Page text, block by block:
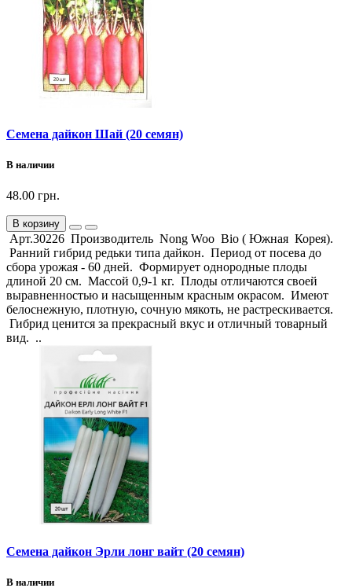
Семена дайкон Шай (20 семян)
В наличии
48.00 грн.
В корзину
Арт.30226 Производитель Nong Woo Bio ( Южная Корея).
Ранний гибрид редьки типа дайкон. Период от посева до
сбора урожая - 60 дней. Формирует однородные плоды
длиной 20 см. Массой 0,9-1 кг. Плоды отличаются своей
выравненностью и насыщенным красным окрасом. Имеют
белоснежную, плотную, сочную мякоть, не растрескивается.
Гибрид ценится за прекрасный вкус и отличный товарный
вид. ..
Семена дайкон Эрли лонг вайт (20 семян)
В наличии